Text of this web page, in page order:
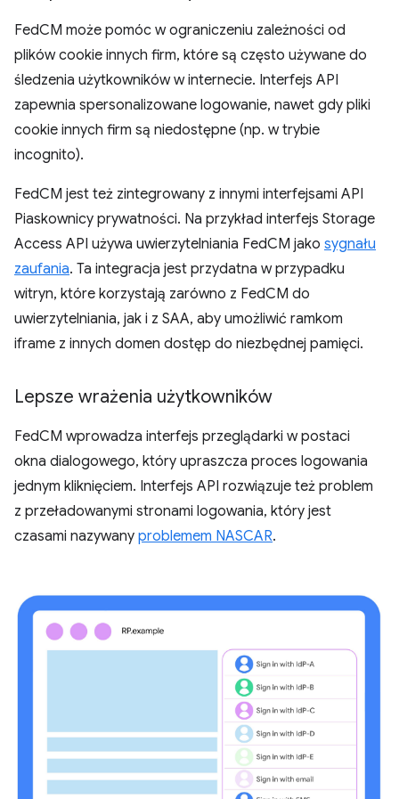
FedCM może pomóc w ograniczeniu zależności od
plików cookie innych firm, które są często używane do
śledzenia użytkowników w internecie. Interfejs API
zapewnia spersonalizowane logowanie, nawet gdy pliki
cookie innych firm są niedostępne (np. w trybie
incognito).
FedCM jest też zintegrowany z innymi interfejsami API
Piaskownicy prywatności. Na przykład interfejs Storage
Access API używa uwierzytelniania FedCM jako sygnału
zaufania. Ta integracja jest przydatna w przypadku
witryn, które korzystają zarówno z FedCM do
uwierzytelniania, jak i z SAA, aby umożliwić ramkom
iframe z innych domen dostęp do niezbędnej pamięci.
Lepsze wrażenia użytkowników
FedCM wprowadza interfejs przeglądarki w postaci
okna dialogowego, który upraszcza proces logowania
jednym kliknięciem. Interfejs API rozwiązuje też problem
z przeładowanymi stronami logowania, który jest
czasami nazywany problemem NASCAR.